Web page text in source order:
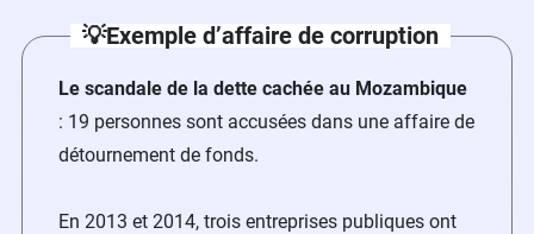
💡Exemple d’affaire de corruption
Le scandale de la dette cachée au Mozambique
: 19 personnes sont accusées dans une affaire de
détournement de fonds.
En 2013 et 2014, trois entreprises publiques ont